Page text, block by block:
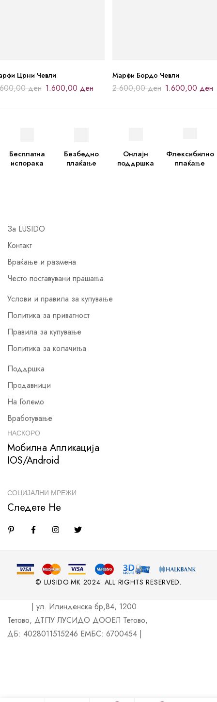
Црни Чевли
ден 1.600,00 ден
Марфи Бордо Чевли
2.600,00ден 1.600,00 ден
Бесплатна
испорака
Безбедно
плаќање
Онлајн
поддршка
Флексибилно
плаќање
За LUSIDO
Контакт
Враќање и размена
Често поставувани прашања
Услови и правила за купување
Политика за приватност
Правила за купување
Политика за колачиња
Поддршка
Продавници
На Големо
Вработување
НАСКОРО
Мобилна Апликација
IOS/Android
СОЦИЈАЛНИ МРЕЖИ
Следете Не
© LUSIDO.MK 2024. ALL RIGHTS RESERVED.
| ул. Илинденска бр,84, 1200
Тетово, ДТПУ ЛУСИДО ДООЕЛ Тетово,
ДБ: 4028011515246 ЕМБС: 6700454 |